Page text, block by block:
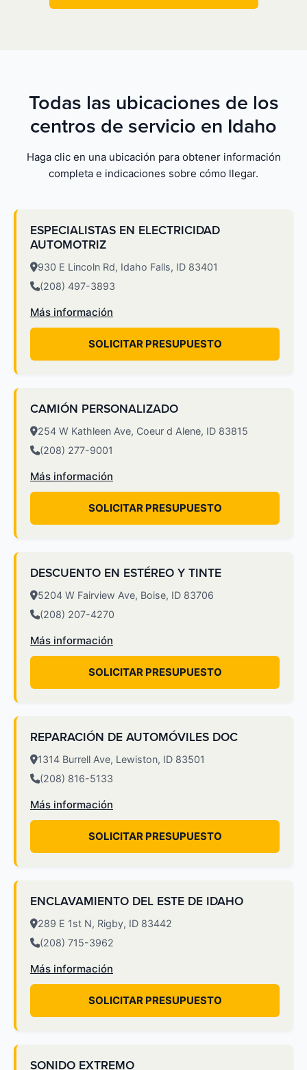
Todas las ubicaciones de los
centros de servicio en Idaho
Haga clic en una ubicación para obtener información
completa e indicaciones sobre cómo llegar.
ESPECIALISTAS EN ELECTRICIDAD
AUTOMOTRIZ
930 E Lincoln Rd, Idaho Falls, ID 83401
(208) 497-3893
Más información
SOLICITAR PRESUPUESTO
CAMIÓN PERSONALIZADO
254 W Kathleen Ave, Coeur d Alene, ID 83815
(208) 277-9001
Más información
SOLICITAR PRESUPUESTO
DESCUENTO EN ESTÉREO Y TINTE
5204 W Fairview Ave, Boise, ID 83706
(208) 207-4270
Más información
SOLICITAR PRESUPUESTO
REPARACIÓN DE AUTOMÓVILES DOC
1314 Burrell Ave, Lewiston, ID 83501
(208) 816-5133
Más información
SOLICITAR PRESUPUESTO
ENCLAVAMIENTO DEL ESTE DE IDAHO
289 E 1st N, Rigby, ID 83442
(208) 715-3962
Más información
SOLICITAR PRESUPUESTO
SONIDO EXTREMO